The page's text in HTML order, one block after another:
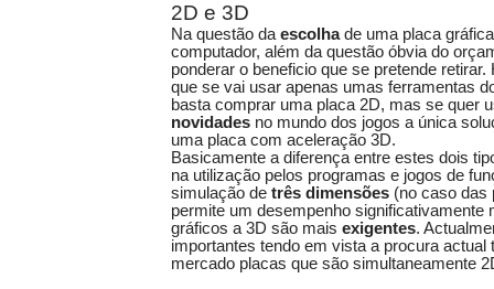
2D e 3D
Na questão da escolhade uma placa
computador, além da questão óbvia do
ponderar o beneficio que se pretende
que se vai usar apenas umas ferramentas
basta comprar uma placa 2D, mas se quer
novidades no mundo dos jogos a única
uma placa com aceleração 3D.
Basicamente a diferença entre estes dois
na utilização pelos programas e jogos de
simulação de três dimensões (no caso das
permite um desempenho significativamente
gráficos a 3D são mais exigentes.
importantes tendo em vista a procura actual
mercado placas que são simultaneamente